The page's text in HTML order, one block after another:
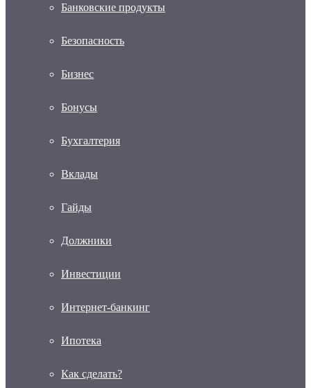
Банковские продукты
Безопасность
Бизнес
Бонусы
Бухгалтерия
Вклады
Гайды
Должники
Инвестиции
Интернет-банкинг
Ипотека
Как сделать?